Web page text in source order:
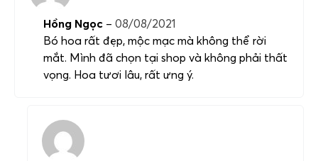
Hồng Ngọc – 08/08/2021
Bó hoa rất đẹp, mộc mạc mà không thể rời
mắt. Mình đã chọn tại shop và không phải thất
vọng. Hoa tươi lâu, rất ưng ý.